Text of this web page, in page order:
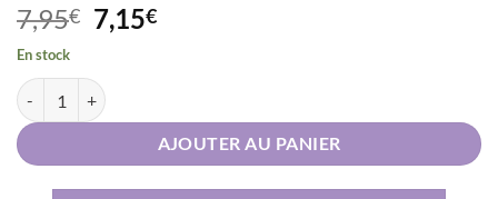
7,95€ Le
prix
était :
7,95€.
7,15€Le
7,15€.
En stock
quantité de Martin Sellier | Laisse de sécurité voiture
AJOUTER AU PANIER
Alternative: